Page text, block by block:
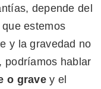
depende del
estemos
y la gravedad no
podríamos hablar
o gravey el